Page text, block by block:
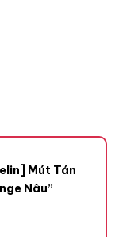
Mút Tán
Nâu”